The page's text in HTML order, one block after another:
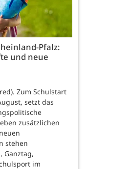
Pfalz:
und neue
Zum Schulstart
setzt das
zusätzlichen
stehen
Ganztag,
im